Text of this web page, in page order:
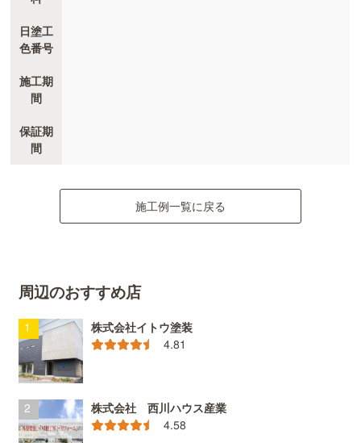
日塗工
色番号
施工期
間
保証期
間
施工例一覧に戻る
周辺のおすすめ店
株式会社イトウ塗装
4.81
株式会社 西川ハウス産業
4.58